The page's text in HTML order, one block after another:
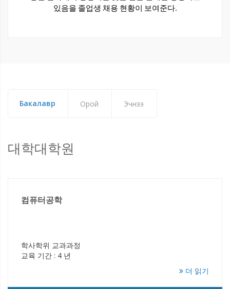
있음을 졸업생 채용 현황이 보여준다.
Бакалавр Орой Эчнээ
대학대학원
컴퓨터공학
학사학위 교과과정
교육 기간 : 4 년
더 읽기